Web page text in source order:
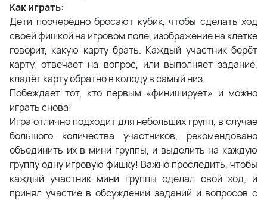
Как играть:
Дети поочерёдно бросают кубик, чтобы сделать ход
своей фишкой на игровом поле, изображение на клетке
говорит, какую карту брать. Каждый участник берёт
карту, отвечает на вопрос, или выполняет задание,
кладёт карту обратно в колоду в самый низ.
Побеждает тот, кто первым «финиширует» и можно
играть снова!
Игра отлично подходит для небольших групп, в случае
большого количества участников, рекомендовано
объединить их в мини группы, и выделить на каждую
группу одну игровую фишку! Важно проследить, чтобы
каждый участник мини группы сделал свой ход, и
принял участие в обсуждении заданий и вопросов с